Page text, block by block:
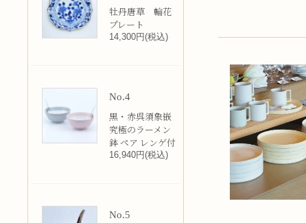
牡丹唐草 輪花
プレート
14,300円(税込)
No.4
黒・赤呉須象嵌
究極のラーメン
鉢 ペア レンゲ付
16,940円(税込)
No.5